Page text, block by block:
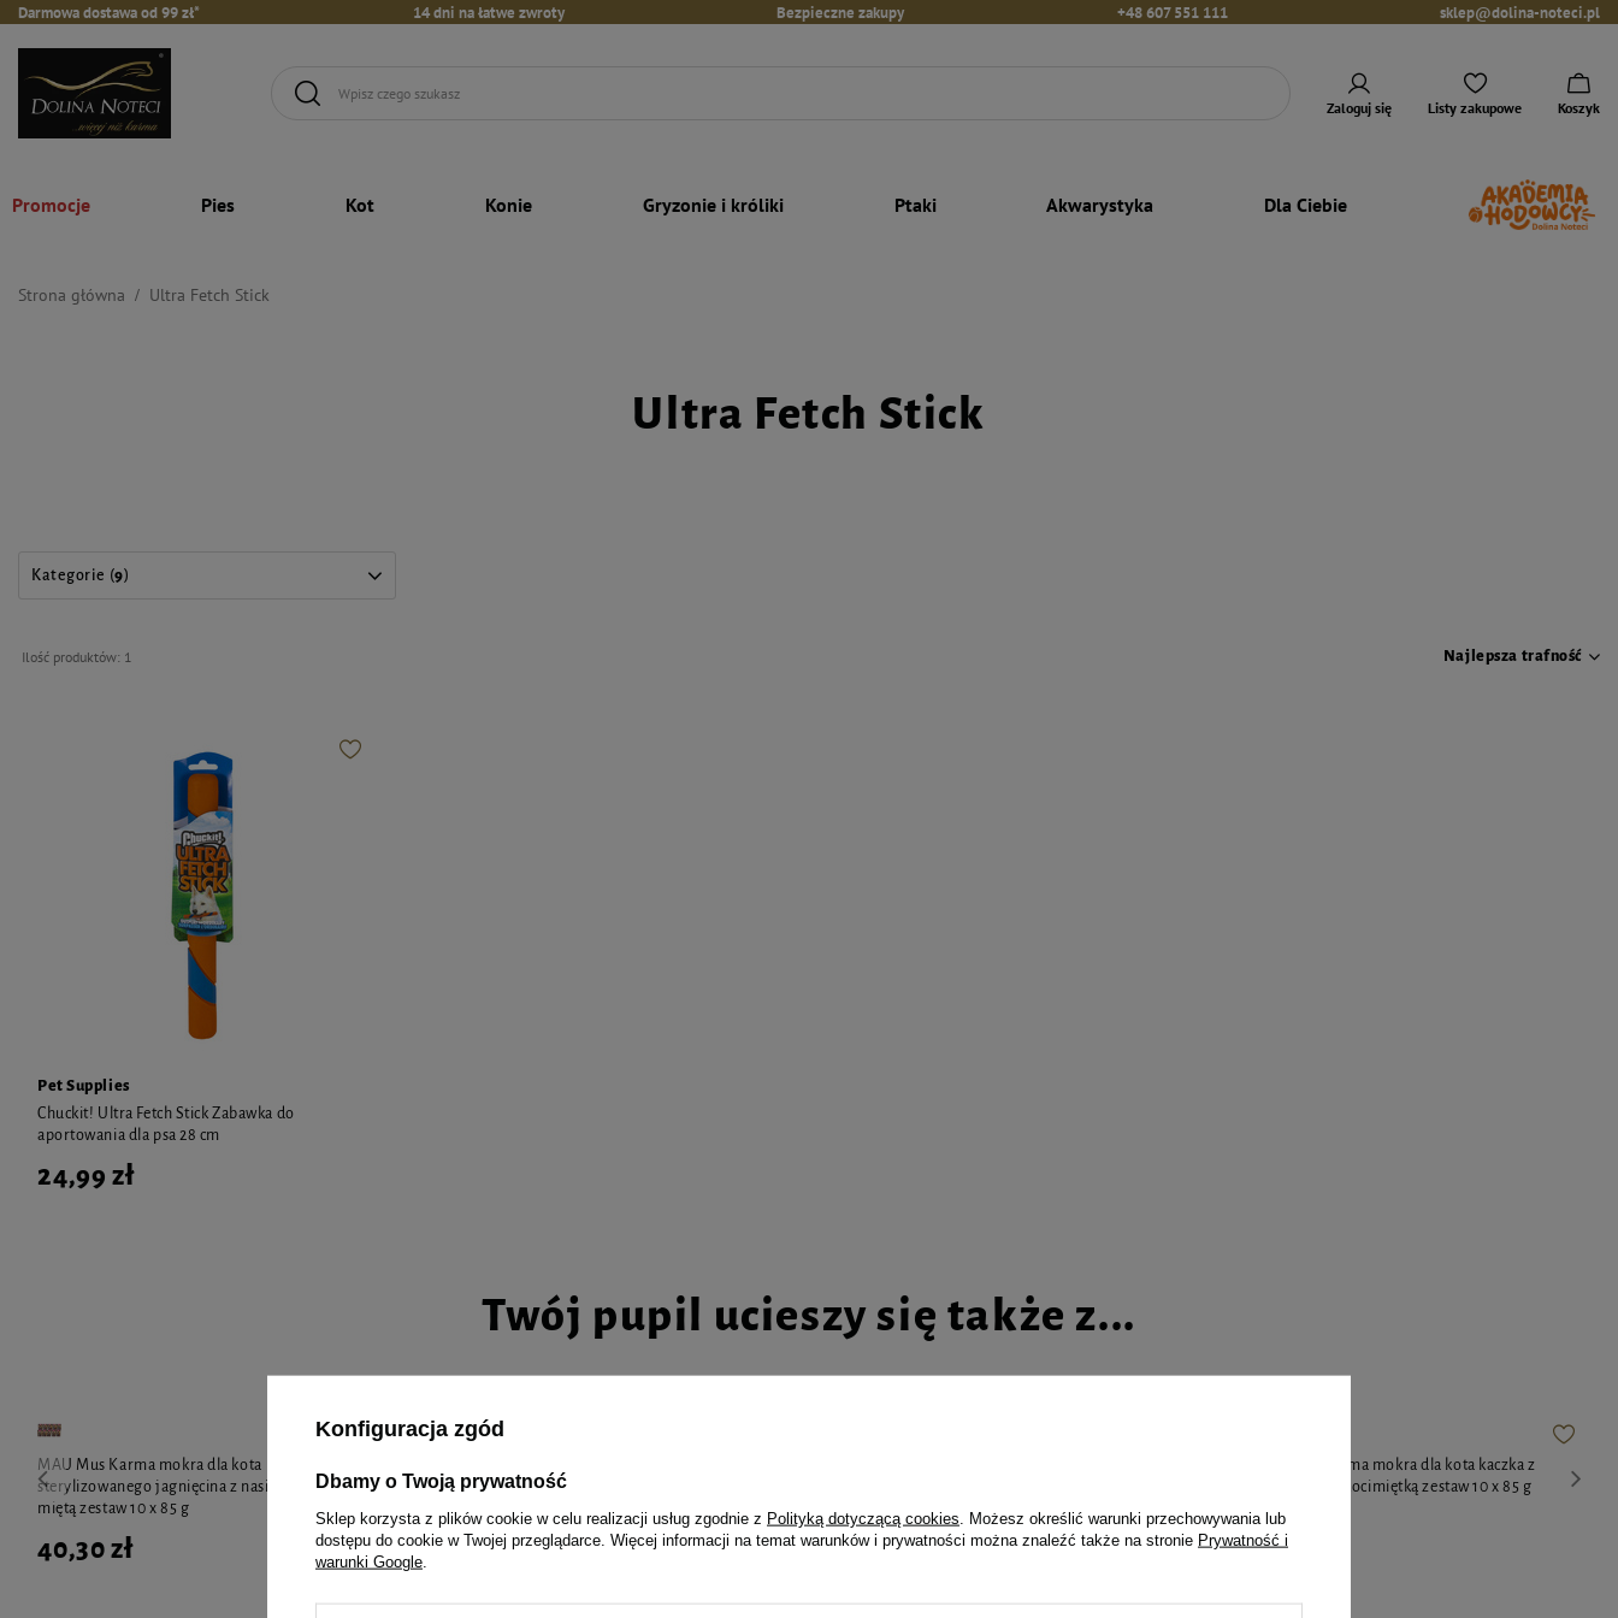
Darmowa dostawa od 99 zł* 14 dni na łatwe zwroty Bezpieczne zakupy +48 607 551 111 sklep@dolina-noteci.pl
Zaloguj się Listy zakupowe Koszyk
Promocje Pies Kot Konie Gryzonie i króliki Ptaki Akwarystyka Dla Ciebie
Strona główna Ultra Fetch Stick
Ultra Fetch Stick
Kategorie (9)
Ilość produktów: 1 Najlepsza trafność
Pet Supplies
Chuckit! Ultra Fetch Stick Zabawka do
aportowania dla psa 28 cm
24,99 zł
Twój pupil ucieszy się także z...
MAU Mus Karma mokra dla kota
sterylizowanego jagnięcina z nasionami chia i
miętą zestaw 10 x 85 g
40,30 zł
sterylizowanego dziczyzna z jagodami zestaw
10 x 85 g
40,30 zł 40,30 zł
MAU Mus Karma mokra dla kota kaczka z
tymiankiem i kocimiętką zestaw 10 x 85 g
40,30 zł
Konfiguracja zgód
Dbamy o Twoją prywatność
Sklep korzysta z plików cookie w celu realizacji usług zgodnie z Polityką dotyczącą cookies . Możesz określić warunki przechowywania lub
dostępu do cookie w Twojej przeglądarce. Więcej informacji na temat warunków i prywatności można znaleźć także na stronie Prywatność i
warunki Google